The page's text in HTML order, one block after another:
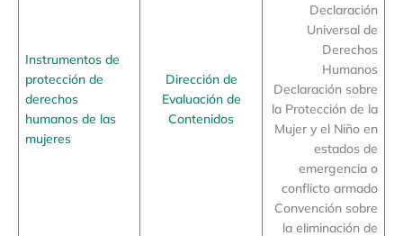
Instrumentos de
protección de
derechos
humanos de las
mujeres
Dirección de
Evaluación de
Contenidos
Declaración
Universal de
Derechos
Humanos
Declaración sobre
la Protección de la
Mujer y el Niño en
estados de
emergencia o
conflicto armado
Convención sobre
la eliminación de